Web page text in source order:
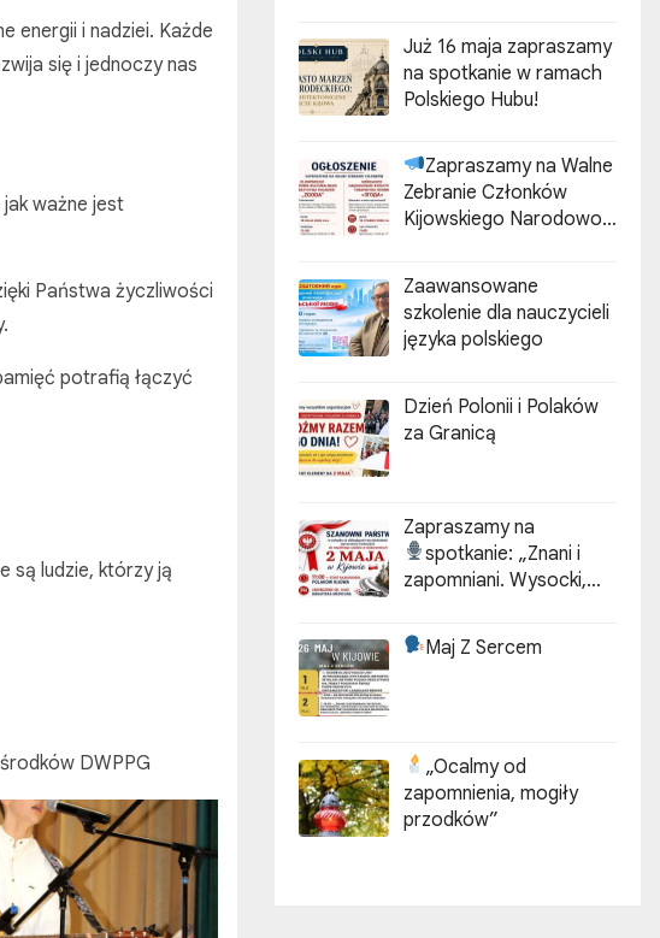
energii i nadziei. Każde
się i jednoczy nas
ważne jest
Państwa życzliwości
potrafią łączyć
są ludzie, którzy ją
DWPPG
Już 16 maja zapraszamy
na spotkanie w ramach
Polskiego Hubu!
Zapraszamy na Walne
Zebranie Członków
Kijowskiego Narodowo-
Stowarzyszenia Polaków
„ZGODA”
Zaawansowane
szkolenie dla nauczycieli
języka polskiego
Dzień Polonii i Polaków
za Granicą
Zapraszamy na
spotkanie: „Znani i
zapomniani. Wysocki,
historii Kijowa”
Maj Z Sercem
„Ocalmy od
zapomnienia, mogiły
przodków”